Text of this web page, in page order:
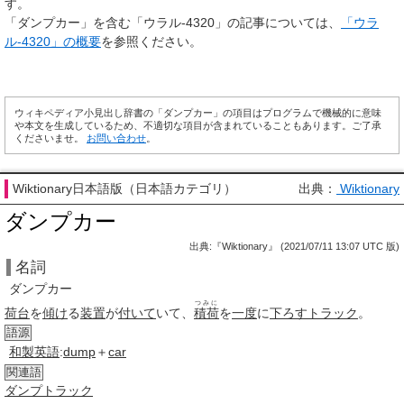
す。
「ダンプカー」を含む「ウラル-4320」の記事については、
「ウラ
ル-4320」の概要を参照ください。
ウィキペディア小見出し辞書の「ダンプカー」の項目はプログラムで機械的に意味
や本文を生成しているため、不適切な項目が含まれていることもあります。ご了承
くださいませ。 お問い合わせ
Wiktionary日本語版（日本語カテゴリ） 出典： Wiktionary
ダンプカー
出典:『Wiktionary』 (2021/07/11 13:07 UTC 版)
名詞
ダンプカー
荷台を傾ける装置が付いていて、 積荷
つみに
を一度に下ろす トラック 。
語源
和製英語:dump＋car
関連語
ダンプトラック